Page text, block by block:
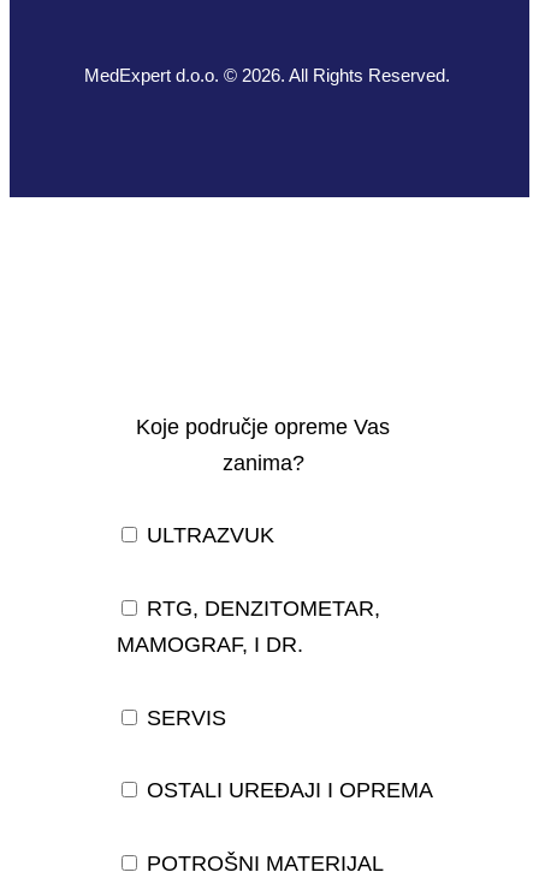
MedExpert d.o.o. © 2026. All Rights Reserved.
Koje područje opreme Vas
zanima?
ULTRAZVUK
RTG, DENZITOMETAR,
MAMOGRAF, I DR.
SERVIS
OSTALI UREĐAJI I OPREMA
POTROŠNI MATERIJAL